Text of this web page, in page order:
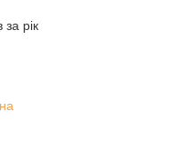
за рік